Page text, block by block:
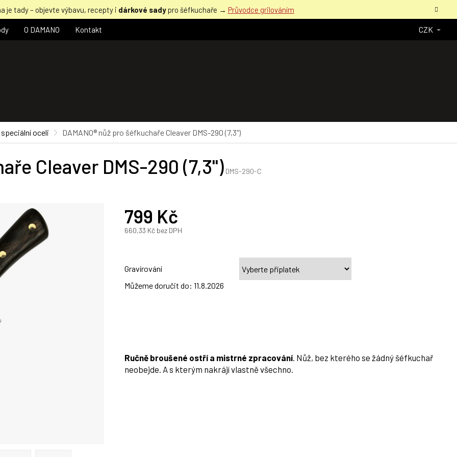
je tady – objevte výbavu, recepty i dárkové sadypro šéfkuchaře → Průvodce grilováním
O DAMANO Kontakt CZK
oceli DAMANO® nůž pro šéfkuchaře Cleaver DMS-290 (7,3")
Cleaver DMS-290 (7,3") DMS-290-C
799 Kč
660,33 Kč bez DPH
Gravírování
Můžeme doručit do: 11.8.2026
Ručně broušené ostří a mistrné zpracování. Nůž, bez kterého se žádný šéfkuchař
neobejde. A s kterým nakrájí vlastně všechno.